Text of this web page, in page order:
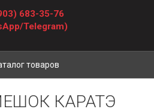
683-35-76
Telegram)
товаров
КАРАТЭ